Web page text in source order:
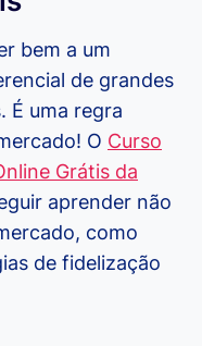
bem a um
de grandes
É uma regra
O Curso
Grátis da
aprender não
como
de fidelização